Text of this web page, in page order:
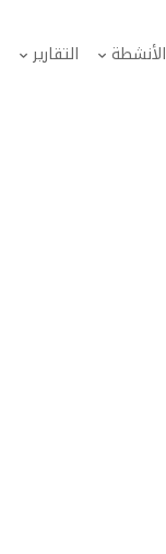
الأنشطة التقارير